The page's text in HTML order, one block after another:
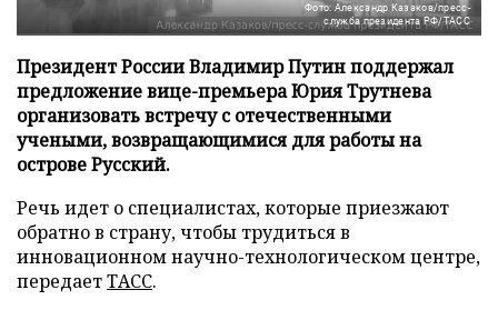
Фото: Александр Казаков/пресс-
служба президента РФ/ТАСС
Президент России Владимир Путин поддержал
предложение вице-премьера Юрия Трутнева
организовать встречу с отечественными
учеными, возвращающимися для работы на
острове Русский.
Речь идет о специалистах, которые приезжают
обратно в страну, чтобы трудиться в
инновационном научно-технологическом центре,
передаетТАСС.